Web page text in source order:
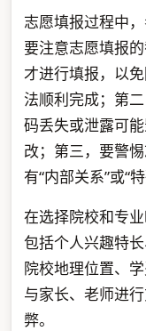
志愿填报过程中
要注意志愿填报
才进行填报，以
法顺利完成；第
码丢失或泄露可
改；第三，要警
有“内部关系”或“
在选择院校和专
包括个人兴趣特
院校地理位置、
与家长、老师进
弊。